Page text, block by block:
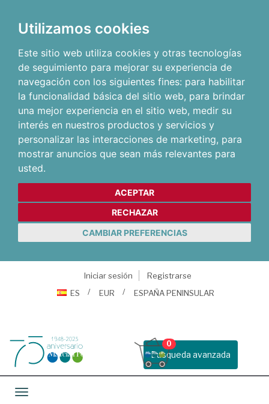
Utilizamos cookies
Este sitio web utiliza cookies y otras tecnologías
de seguimiento para mejorar su experiencia de
navegación con los siguientes fines: para habilitar
la funcionalidad básica del sitio web, para brindar
una mejor experiencia en el sitio web, medir su
interés en nuestros productos y servicios y
personalizar las interacciones de marketing, para
mostrar anuncios que sean más relevantes para
usted.
ACEPTAR
RECHAZAR
CAMBIAR PREFERENCIAS
Iniciar sesión
Registrarse
ES
EUR ESPAÑA PENINSULAR
Busqueda avanzada
0
Toggle navigation